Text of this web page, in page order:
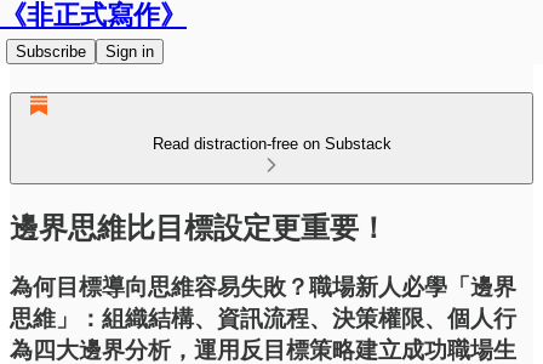
《非正式寫作》
Subscribe Sign in
Read distraction-free on Substack
邊界思維比目標設定更重要！
為何目標導向思維容易失敗？職場新人必學「邊界
思維」：組織結構、資訊流程、決策權限、個人行
為四大邊界分析，運用反目標策略建立成功職場生